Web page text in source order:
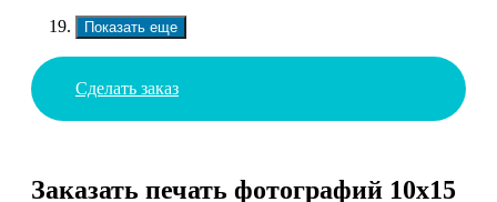
Показать еще
Сделать заказ
Заказать печать фотографий 10х15